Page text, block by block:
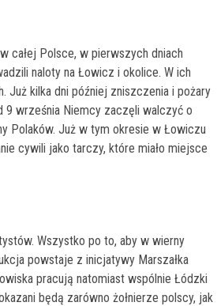
całej Polsce, w pierwszych dniach
naloty na Łowicz i okolice. W ich
Już kilka dni później zniszczenia i pożary
9 września Niemcy zaczęli walczyć o
Polaków. Już w tym okresie w Łowiczu
cywili jako tarczy, które miało miejsce
Wszystko po to, aby w wierny
powstaje z inicjatywy Marszałka
pracują natomiast wspólnie Łódzki
będą zarówno żołnierze polscy, jak